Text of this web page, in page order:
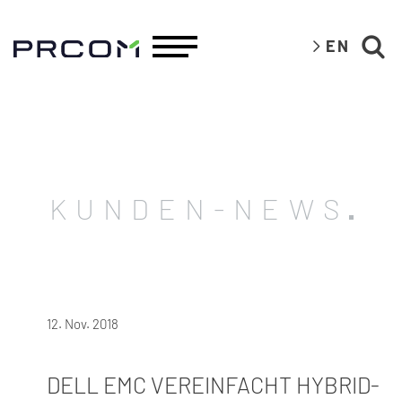
EN
KUNDEN-NEWS
12. Nov. 2018
DELL EMC VEREINFACHT HYBRID-